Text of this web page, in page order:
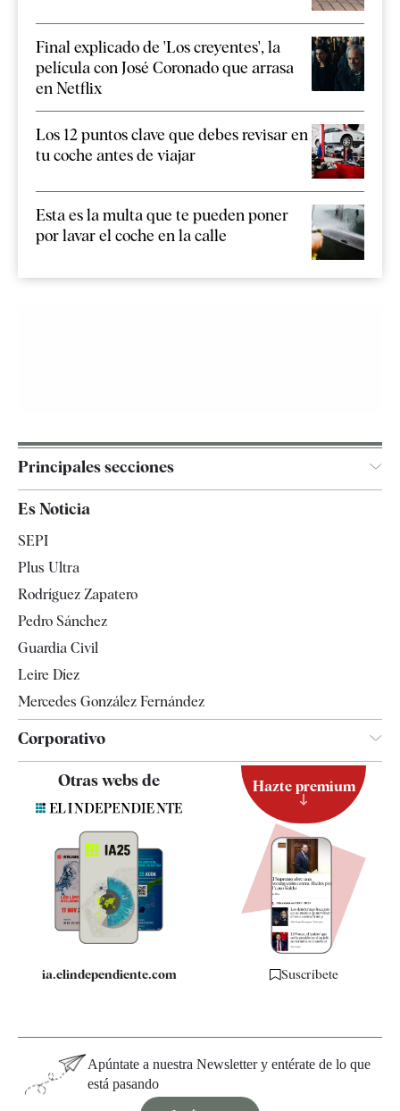
Final explicado de 'Los creyentes', la
película con José Coronado que arrasa
en Netflix
Los 12 puntos clave que debes revisar en
tu coche antes de viajar
Esta es la multa que te pueden poner
por lavar el coche en la calle
Principales secciones
Televisión
Es Noticia
SEPI
Plus Ultra
Rodríguez Zapatero
Pedro Sánchez
Guardia Civil
Leire Díez
Mercedes González Fernández
Corporativo
Quiénes somos
Especificaciones
Otras webs de
ia.elindependiente.com
Hazte premium
Suscríbete
Apúntate a nuestra Newsletter y entérate de lo que
está pasando